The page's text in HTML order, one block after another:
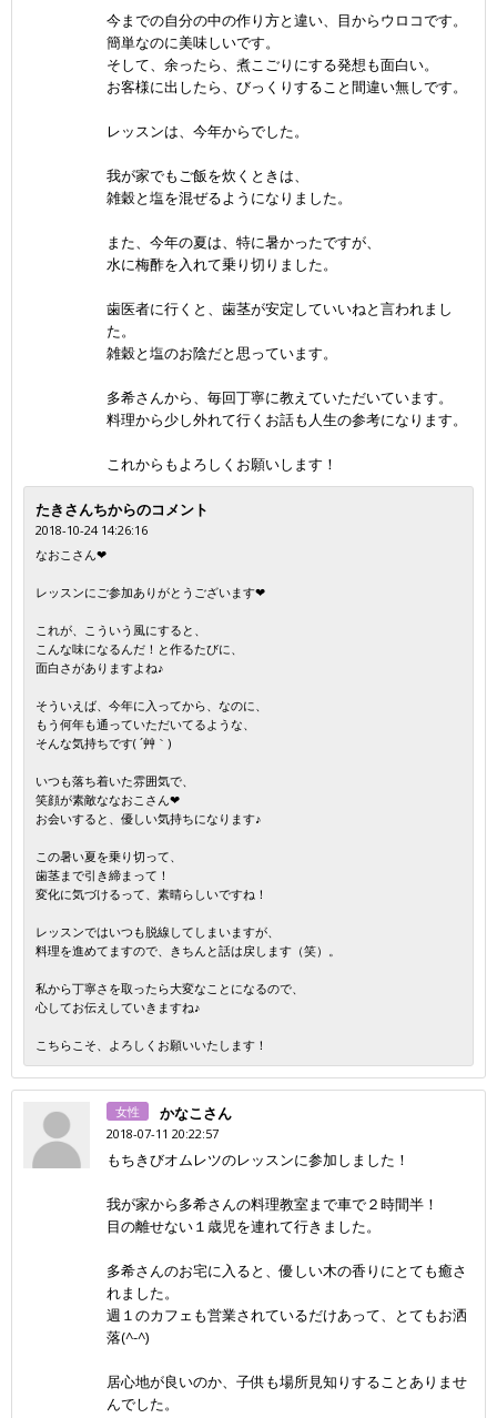
今までの自分の中の作り方と違い、目からウロコです。
簡単なのに美味しいです。
そして、余ったら、煮こごりにする発想も面白い。
お客様に出したら、びっくりすること間違い無しです。
レッスンは、今年からでした。
我が家でもご飯を炊くときは、
雑穀と塩を混ぜるようになりました。
また、今年の夏は、特に暑かったですが、
水に梅酢を入れて乗り切りました。
歯医者に行くと、歯茎が安定していいねと言われまし
た。
雑穀と塩のお陰だと思っています。
多希さんから、毎回丁寧に教えていただいています。
料理から少し外れて行くお話も人生の参考になります。
これからもよろしくお願いします！
たきさんちからのコメント
2018-10-24 14:26:16
なおこさん❤
レッスンにご参加ありがとうございます❤
これが、こういう風にすると、
こんな味になるんだ！と作るたびに、
面白さがありますよね♪
そういえば、今年に入ってから、なのに、
もう何年も通っていただいてるような、
そんな気持ちです( ´艸｀)
いつも落ち着いた雰囲気で、
笑顔が素敵ななおこさん❤
お会いすると、優しい気持ちになります♪
この暑い夏を乗り切って、
歯茎まで引き締まって！
変化に気づけるって、素晴らしいですね！
レッスンではいつも脱線してしまいますが、
料理を進めてますので、きちんと話は戻します（笑）。
私から丁寧さを取ったら大変なことになるので、
心してお伝えしていきますね♪
こちらこそ、よろしくお願いいたします！
女性 かなこさん
2018-07-11 20:22:57
もちきびオムレツのレッスンに参加しました！
我が家から多希さんの料理教室まで車で２時間半！
目の離せない１歳児を連れて行きました。
多希さんのお宅に入ると、優しい木の香りにとても癒さ
れました。
週１のカフェも営業されているだけあって、とてもお洒
落(^-^)
居心地が良いのか、子供も場所見知りすることありませ
んでした。